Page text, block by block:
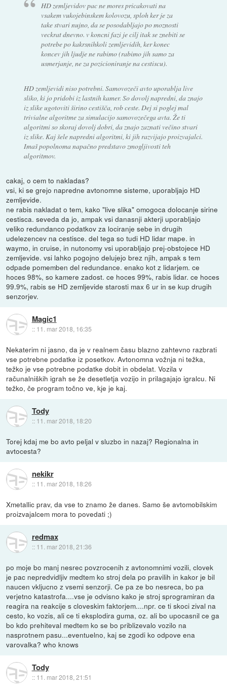
HD zemljevidov pac ne mores pricakovati na
vsakem vukojebinskem kolovozu, sploh ker je za
take stvari nujno, da se posodabljajo po moznosti
veckrat dnevno. v koncni fazi je cilj itak se znebiti se
potrebe po kakrsnihkoli zemljevidih, ker konec
koncev jih ljudje ne rabimo (rabimo jih samo za
usmerjanje, ne za pozicioniranje na cestiscu).
HD zemljevidi niso potrebni. Samovozeči avto uporablja live
sliko, ki jo pridobi iz lastnih kamer. So dovolj napredni, da znajo
iz slike ugotoviti širino cestišča, rob ceste. Dej si poglej mal
trivialne algoritme za simulacijo samovozečega avta. Že ti
algoritmi so skoraj dovolj dobri, da znajo zaznati večino stvari
iz slike. Kaj šele napredni algoritmi, ki jih razvijajo proizvajalci.
Imaš popolnoma napačno predstavo zmogljivosti teh
algoritmov.
cakaj, o cem to nakladas?
vsi, ki se grejo napredne avtonomne sisteme, uporabljajo HD
zemljevide.
ne rabis nakladat o tem, kako "live slika" omogoca dolocanje sirine
cestisca. seveda da jo, ampak vsi danasnji akterji uporabljajo
veliko redundanco podatkov za lociranje sebe in drugih
udelezencev na cestisce. del tega so tudi HD lidar mape. in
waymo, in cruise, in nutonomy vsi uporabljajo prej-obstojece HD
zemljevide. vsi lahko pogojno delujejo brez njih, ampak s tem
odpade pomemben del redundance. enako kot z lidarjem. ce
hoces 98%, so kamere zadost. ce hoces 99%, rabis lidar. ce hoces
99.9%, rabis se HD zemljevide starosti max 6 ur in se kup drugih
senzorjev.
Magic1
:: 11. mar 2018, 16:35
Nekaterim ni jasno, da je v realnem času blazno zahtevno razbrati
vse potrebne podatke iz posetkov. Avtonomna vožnja ni težka,
težko je vse potrebne podatke dobit in obdelat. Vozila v
računalniških igrah se že desetletja vozijo in prilagajajo igralcu. Ni
težko, če program točno ve, kje je kaj.
Tody
:: 11. mar 2018, 18:20
Torej kdaj me bo avto peljal v sluzbo in nazaj? Regionalna in
avtocesta?
nekikr
:: 11. mar 2018, 18:26
Xmetallic prav, da vse to znamo že danes. Samo še avtomobilskim
proizvajalcem mora to povedati ;)
redmax
:: 11. mar 2018, 21:36
po moje bo manj nesrec povzrocenih z avtonomnimi vozili, clovek
je pac nepredvidljiv medtem ko stroj dela po pravilih in kakor je bil
naucen vkljucno z vsemi senzorji. Ce pa ze bo nesreca, bo pa
verjetno katastrofa....vse je odvisno kako je stroj sprogramiran da
reagira na reakcije s cloveskim faktorjem....npr. ce ti skoci zival na
cesto, ko vozis, ali ce ti eksplodira guma, oz. ali bo upocasnil ce ga
bo kdo prehiteval medtem ko se bo priblizevalo vozilo na
nasprotnem pasu...eventuelno, kaj se zgodi ko odpove ena
varovalka? who knows
Tody
:: 11. mar 2018, 21:51